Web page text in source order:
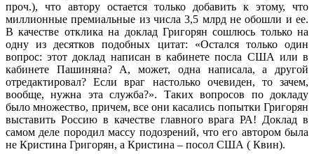
проч.), что автору остается только добавить к этому, что
миллионные премиальные из числа 3,5 млрд не обошли и ее.
В качестве отклика на доклад Григорян сошлюсь только на
одну из десятков подобных цитат: «Остался только один
вопрос: этот доклад написан в кабинете посла США или в
кабинете Пашиняна? А, может, одна написала, а другой
отредактировал? Если враг настолько очевиден, то зачем,
вообще, нужна эта служба?». Таких вопросов по докладу
было множество, причем, все они касались попытки Григорян
выставить Россию в качестве главного врага РА! Доклад в
самом деле породил массу подозрений, что его автором была
не Кристина Григорян, а Кристина – посол США ( Квин).